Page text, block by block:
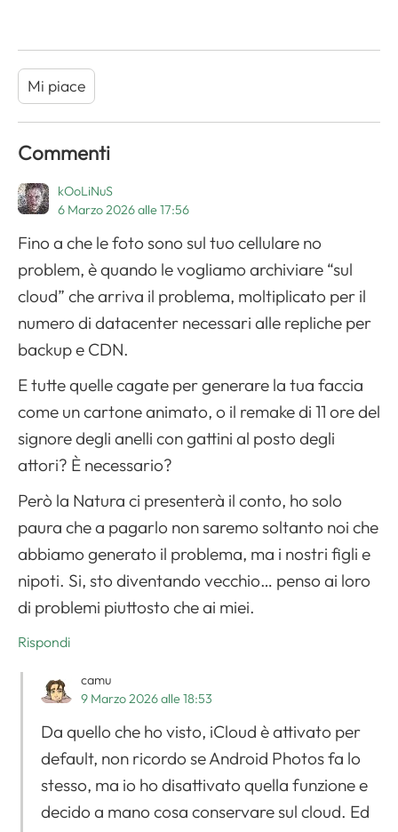
Mi piace
Commenti
kOoLiNuS
6 Marzo 2026 alle 17:56
Fino a che le foto sono sul tuo cellulare no
problem, è quando le vogliamo archiviare “sul
cloud” che arriva il problema, moltiplicato per il
numero di datacenter necessari alle repliche per
backup e CDN.
E tutte quelle cagate per generare la tua faccia
come un cartone animato, o il remake di 11 ore del
signore degli anelli con gattini al posto degli
attori? È necessario?
Però la Natura ci presenterà il conto, ho solo
paura che a pagarlo non saremo soltanto noi che
abbiamo generato il problema, ma i nostri figli e
nipoti. Si, sto diventando vecchio… penso ai loro
di problemi piuttosto che ai miei.
Rispondi
camu
9 Marzo 2026 alle 18:53
Da quello che ho visto, iCloud è attivato per
default, non ricordo se Android Photos fa lo
stesso, ma io ho disattivato quella funzione e
decido a mano cosa conservare sul cloud. Ed